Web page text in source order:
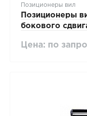
Позиционеры вил
Позиционеры
бокового
Цена: по